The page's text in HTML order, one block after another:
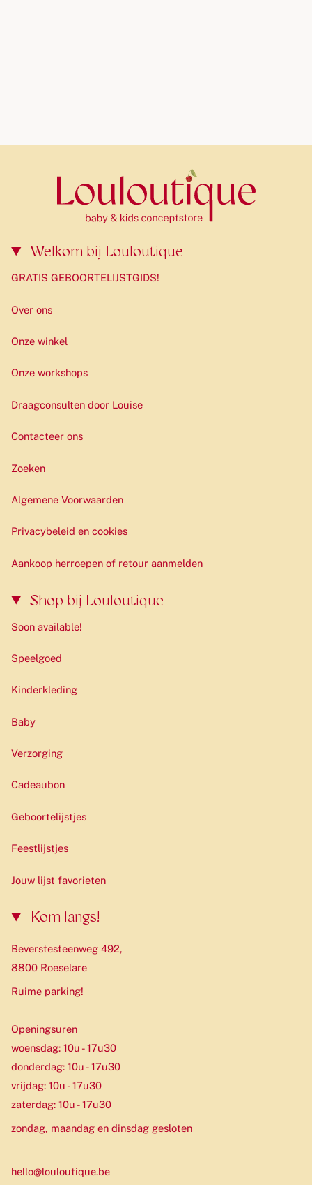
Welkom bij Louloutique
GRATIS GEBOORTELIJSTGIDS!
Over ons
Onze winkel
Onze workshops
Draagconsulten door Louise
Contacteer ons
Zoeken
Algemene Voorwaarden
Privacybeleid en cookies
Aankoop herroepen of retour aanmelden
Shop bij Louloutique
Soon available!
Speelgoed
Kinderkleding
Baby
Verzorging
Cadeaubon
Geboortelijstjes
Feestlijstjes
Jouw lijst favorieten
Kom langs!
Beverstesteenweg 492,
8800 Roeselare
Ruime parking!
Openingsuren
woensdag: 10u - 17u30
donderdag: 10u - 17u30
vrijdag: 10u - 17u30
zaterdag: 10u - 17u30
zondag, maandag en dinsdag gesloten
hello@louloutique.be